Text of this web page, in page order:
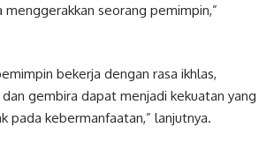
menggerakkan seorang pemimpin,”
bekerja dengan rasa ikhlas,
gembira dapat menjadi kekuatan yang
pada kebermanfaatan,” lanjutnya.